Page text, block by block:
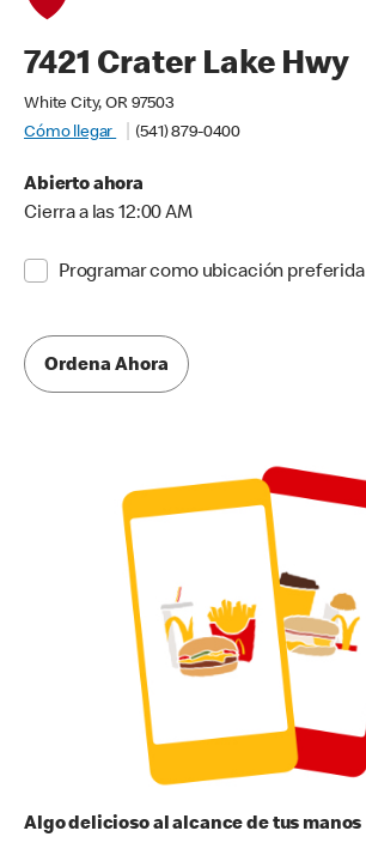
7421 Crater Lake Hwy
White City, OR 97503
Cómo llegar
(541) 879-0400
Abierto ahora
Cierra a las 12:00 AM
Programar como ubicación preferida
Ordena Ahora
Algo delicioso al alcance de tus manos